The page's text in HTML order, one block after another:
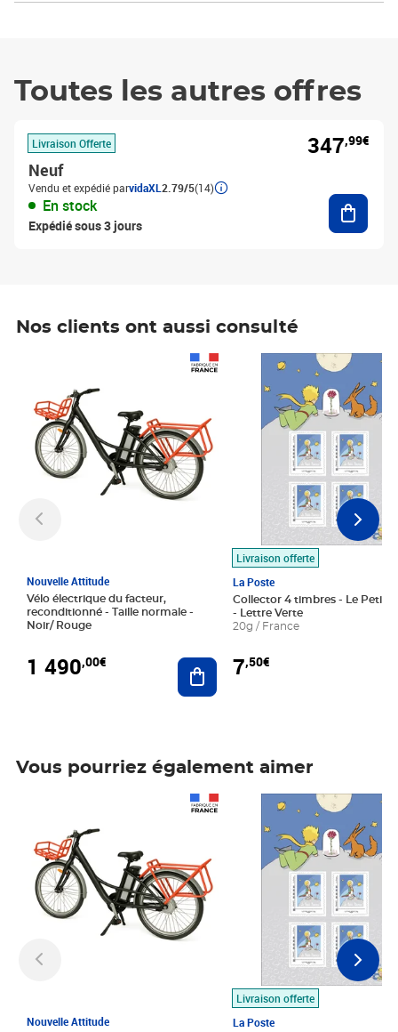
Toutes les autres offres
Livraison Offerte
Neuf
Vendu et expédié parvidaXL 2.79/5(14)
En stock
Expédié sous 3 jours
347,99€
Nos clients ont aussi consulté
Nouvelle Attitude
Vélo électrique du facteur,
reconditionné - Taille normale -
Noir/ Rouge
1 490,00€ Ajouter au panier
Livraison offerte
La Poste
Collector 4 timbres - Le Petit
- Lettre Verte
20g / France
7,50€
Prix 7,50€
Vous pourriez également aimer
Nouvelle Attitude
Livraison offerte
La Poste
Prix 7,50€